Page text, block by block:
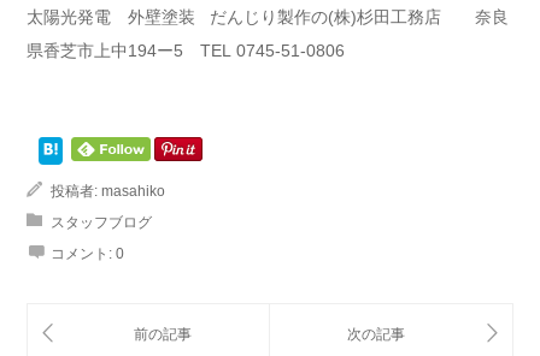
太陽光発電 外壁塗装 だんじり製作の(株)杉田工務店 奈良
県香芝市上中194ー5 TEL 0745-51-0806
投稿者: masahiko
スタッフブログ
コメント: 0